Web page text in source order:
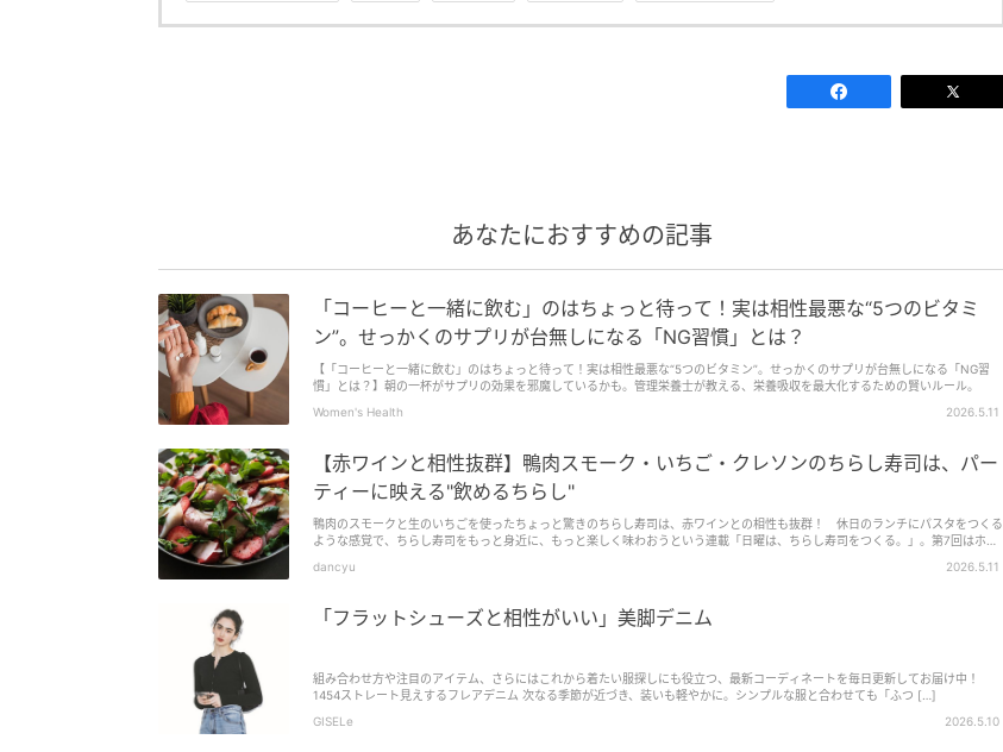
あなたにおすすめの記事
「コーヒーと一緒に飲む」のはちょっと待って！実は相性最悪な“5つのビタミ
ン”。せっかくのサプリが台無しになる「NG習慣」とは？
【「コーヒーと一緒に飲む」のはちょっと待って！実は相性最悪な“5つのビタミン”。せっかくのサプリが台無しになる「NG習
慣」とは？】朝の一杯がサプリの効果を邪魔しているかも。管理栄養士が教える、栄養吸収を最大化するための賢いルール。
Women's Health
2026.5.11
【赤ワインと相性抜群】鴨肉スモーク・いちご・クレソンのちらし寿司は、パー
ティーに映える"飲めるちらし"
鴨肉のスモークと生のいちごを使ったちょっと驚きのちらし寿司は、赤ワインとの相性も抜群！ 休日のランチにパスタをつくる
ような感覚で、ちらし寿司をもっと身近に、もっと楽しく味わおうという連載「日曜は、ちらし寿司をつくる。」。第7回はホー
dancyu 2026.5.11
「フラットシューズと相性がいい」美脚デニム
組み合わせ方や注目のアイテム、さらにはこれから着たい服探しにも役立つ、最新コーディネートを毎日更新してお届け中！
1454ストレート見えするフレアデニム 次なる季節が近づき、装いも軽やかに。シンプルな服と合わせても「ふつ […]
GISELe
2026.5.10